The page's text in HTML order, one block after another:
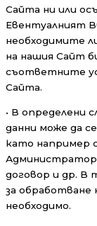
Сайта ни или
Евентуалният
необходимите
на нашия Сайт
съответните
Сайта.
• В определени
данни може да
като например
договор и др. В
за обработване
необходимо.